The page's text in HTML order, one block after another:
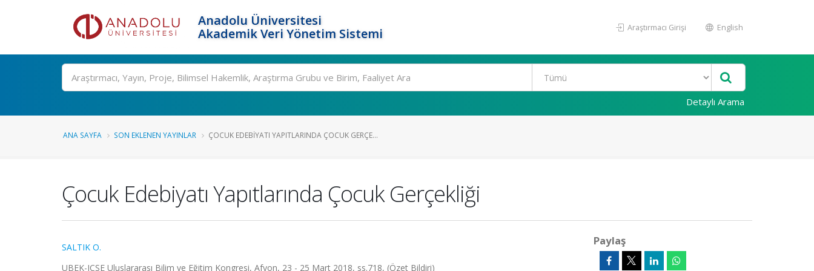
Anadolu Üniversitesi
Akademik Veri Yönetim Sistemi
Araştırmacı Girişi English
Ara
Detaylı Arama
ANA SAYFA SON EKLENEN YAYINLAR ÇOCUK EDEBIYATI YAPITLARINDA ÇOCUK GERÇE...
Çocuk Edebiyatı Yapıtlarında Çocuk Gerçekliği
SALTIK O.
UBEK-ICSE Uluslararası Bilim ve Eğitim Kongresi, Afyon, 23 - 25 Mart 2018, ss.718, (Özet Bildiri)
Paylaş